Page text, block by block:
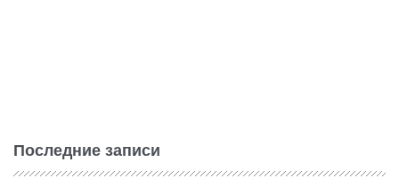
Последние записи